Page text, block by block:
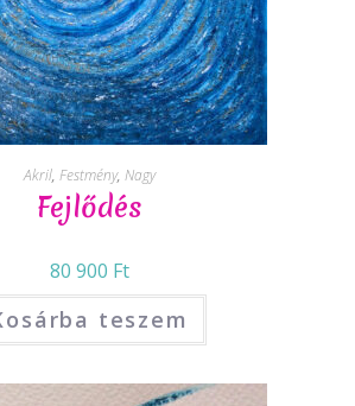
Akril, Festmény, Nagy
Fejlődés
80 900 Ft
teszem